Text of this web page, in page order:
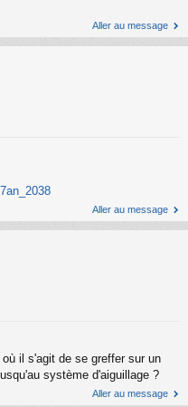
Aller au message
Aller au message
il s'agit de se greffer sur un
système d'aiguillage ?
Aller au message